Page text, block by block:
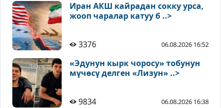
Иран АКШ кайрадан сокку урса,
жооп чаралар катуу б ..>
3376 06.08.2026 16:52
«Эдунун кырк чоросу» тобунун
мүчөсү делген «Лизун» ..>
9834 06.08.2026 16:38